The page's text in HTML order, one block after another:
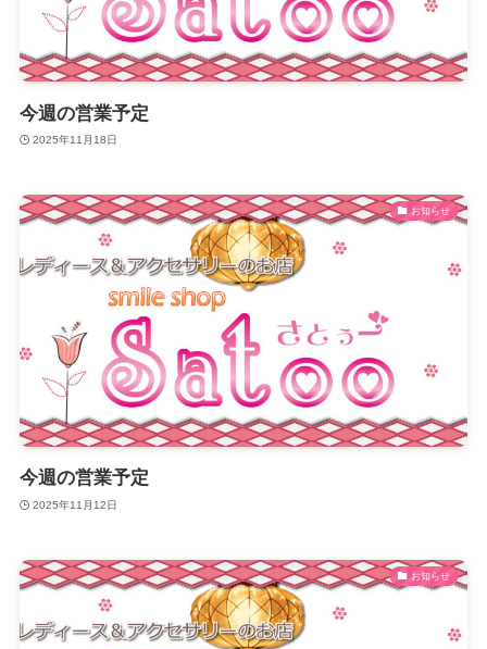
今週の営業予定
2025年11月18日
お知らせ
今週の営業予定
2025年11月12日
お知らせ